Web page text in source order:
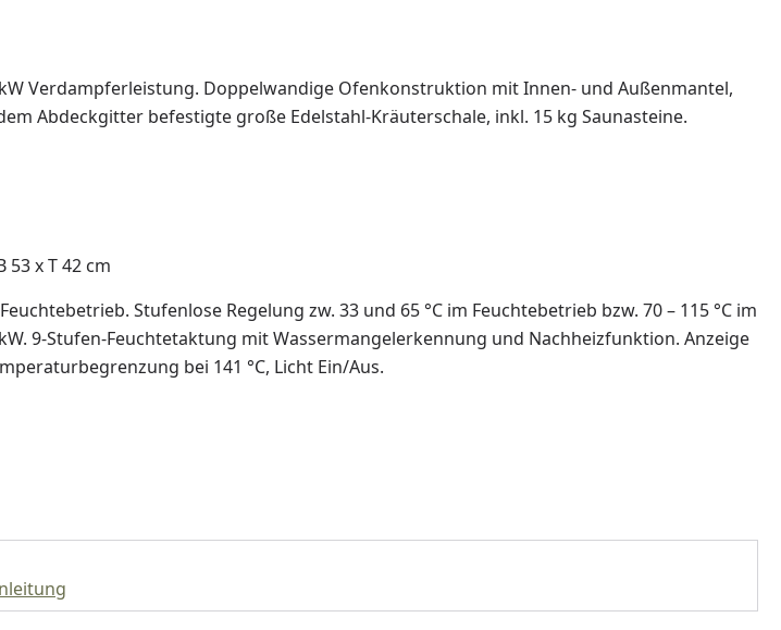
Verdampferleistung. Doppelwandige Ofenkonstruktion mit Innen- und Außenmantel,
Abdeckgitter befestigte große Edelstahl-Kräuterschale, inkl. 15 kg Saunasteine.
x T 42 cm
Stufenlose Regelung zw. 33 und 65 °C im Feuchtebetrieb bzw. 70 – 115 °C im
9-Stufen-Feuchtetaktung mit Wassermangelerkennung und Nachheizfunktion. Anzeige
bei 141 °C, Licht Ein/Aus.